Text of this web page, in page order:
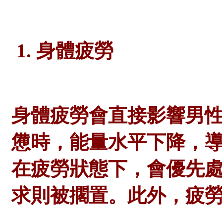
1. 身體疲勞
身體疲勞會直接影響男
憊時，能量水平下降，
在疲勞狀態下，會優先
求則被擱置。此外，疲